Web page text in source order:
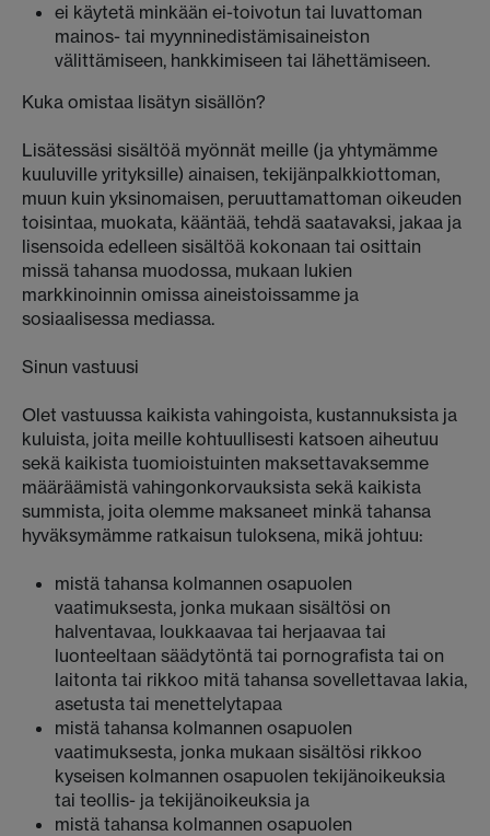
ei käytetä minkään ei-toivotun tai luvattoman
mainos- tai myynninedistämisaineiston
välittämiseen, hankkimiseen tai lähettämiseen.
Kuka omistaa lisätyn sisällön?
Lisätessäsi sisältöä myönnät meille (ja yhtymämme
kuuluville yrityksille) ainaisen, tekijänpalkkiottoman,
muun kuin yksinomaisen, peruuttamattoman oikeuden
toisintaa, muokata, kääntää, tehdä saatavaksi, jakaa ja
lisensoida edelleen sisältöä kokonaan tai osittain
missä tahansa muodossa, mukaan lukien
markkinoinnin omissa aineistoissamme ja
sosiaalisessa mediassa.
Sinun vastuusi
Olet vastuussa kaikista vahingoista, kustannuksista ja
kuluista, joita meille kohtuullisesti katsoen aiheutuu
sekä kaikista tuomioistuinten maksettavaksemme
määräämistä vahingonkorvauksista sekä kaikista
summista, joita olemme maksaneet minkä tahansa
hyväksymämme ratkaisun tuloksena, mikä johtuu:
mistä tahansa kolmannen osapuolen
vaatimuksesta, jonka mukaan sisältösi on
halventavaa, loukkaavaa tai herjaavaa tai
luonteeltaan säädytöntä tai pornografista tai on
laitonta tai rikkoo mitä tahansa sovellettavaa lakia,
asetusta tai menettelytapaa
mistä tahansa kolmannen osapuolen
vaatimuksesta, jonka mukaan sisältösi rikkoo
kyseisen kolmannen osapuolen tekijänoikeuksia
tai teollis- ja tekijänoikeuksia ja
mistä tahansa kolmannen osapuolen